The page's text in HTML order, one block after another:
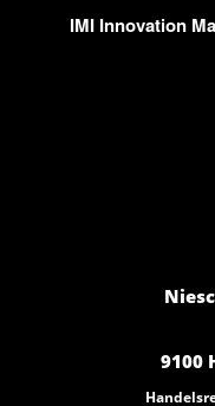
IMI Innovation
9100